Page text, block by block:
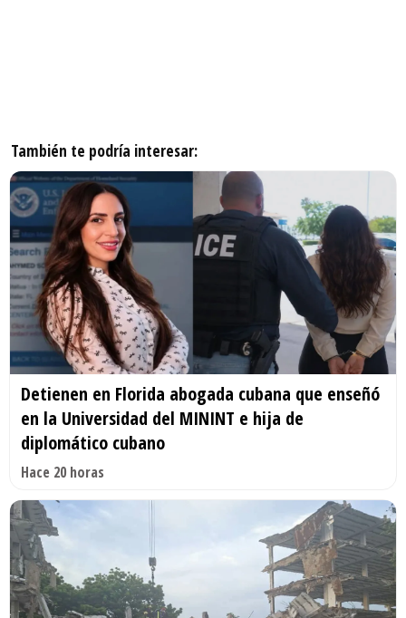
También te podría interesar:
Detienen en Florida abogada cubana que enseñó
en la Universidad del MININT e hija de
diplomático cubano
Hace 20 horas